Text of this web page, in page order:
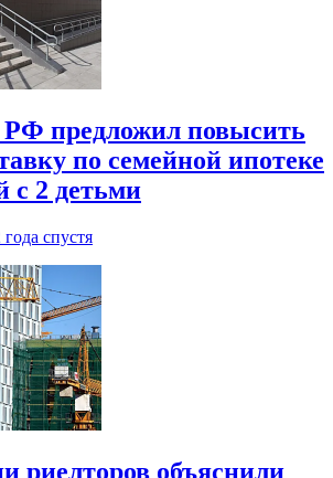
предложил повысить
по семейной ипотеке
с 2 детьми
года спустя
риелторов объяснили